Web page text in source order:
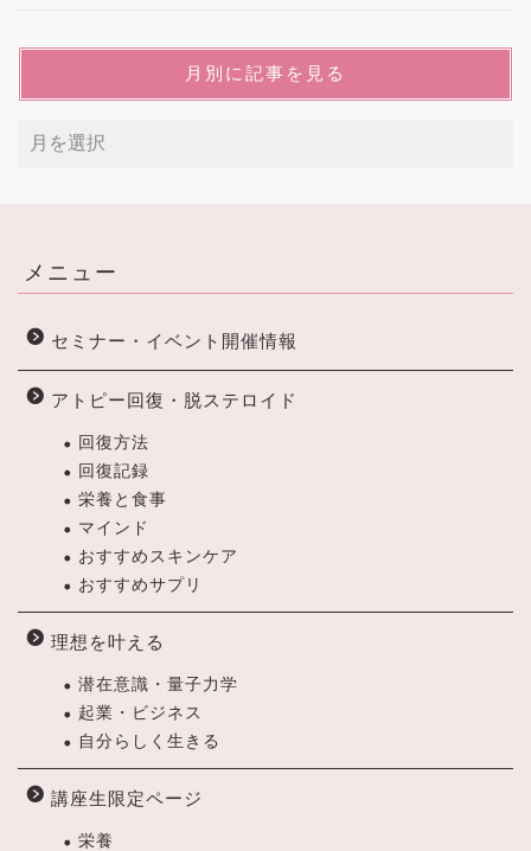
月別に記事を見る
メニュー
セミナー・イベント開催情報
アトピー回復・脱ステロイド
回復方法
回復記録
栄養と食事
マインド
おすすめスキンケア
おすすめサプリ
理想を叶える
潜在意識・量子力学
起業・ビジネス
自分らしく生きる
講座生限定ページ
栄養